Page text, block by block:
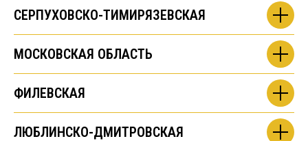
СЕРПУХОВСКО-ТИМИРЯЗЕВСКАЯ
МОСКОВСКАЯ ОБЛАСТЬ
ФИЛЕВСКАЯ
ЛЮБЛИНСКО-ДМИТРОВСКАЯ